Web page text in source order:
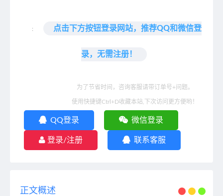
: 点击下方按钮登录网站，推荐QQ和微信登
录，无需注册！
为了节省时间，咨询客服请带订单号+问题。
使用快捷键Ctrl+D收藏本站,下次访问更方便哟！
QQ登录 微信登录
登录/注册 联系客服
正文概述